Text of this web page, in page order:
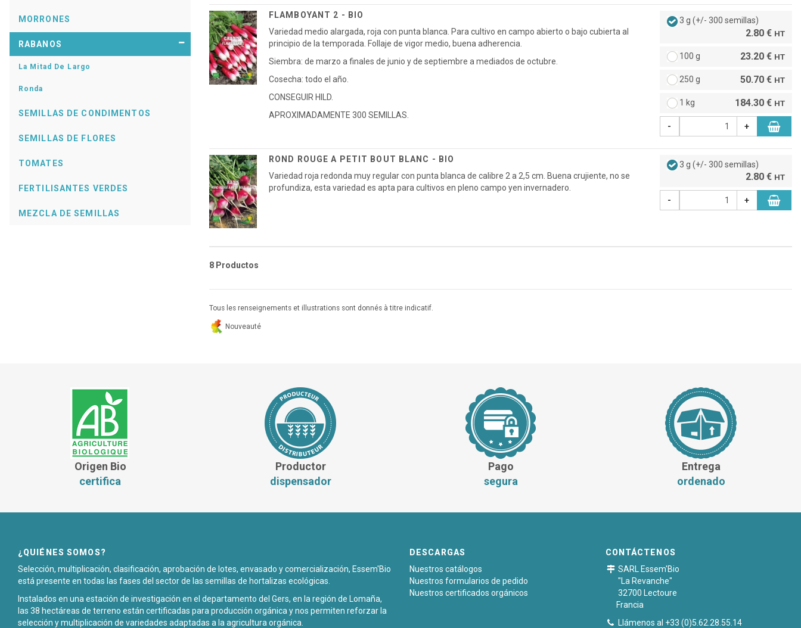
MORRONES
RABANOS
La Mitad De Largo
Ronda
SEMILLAS DE CONDIMENTOS
SEMILLAS DE FLORES
TOMATES
FERTILISANTES VERDES
MEZCLA DE SEMILLAS
FLAMBOYANT 2 - BIO
Variedad medio alargada, roja con punta blanca. Para cultivo en campo abierto o bajo cubierta al
principio de la temporada. Follaje de vigor medio, buena adherencia.
Siembra: de marzo a finales de junio y de septiembre a mediados de octubre.
Cosecha: todo el año.
CONSEGUIR HILD.
APROXIMADAMENTE 300 SEMILLAS.
3 g (+/- 300 semillas)
2.80 € HT
100 g 23.20 € HT
250 g 50.70 € HT
1 kg 184.30 € HT
- +
ROND ROUGE A PETIT BOUT BLANC - BIO
Variedad roja redonda muy regular con punta blanca de calibre 2 a 2,5 cm. Buena crujiente, no se
profundiza, esta variedad es apta para cultivos en pleno campo yen invernadero.
3 g (+/- 300 semillas)
2.80 € HT
- +
8 Productos
Tous les renseignements et illustrations sont donnés à titre indicatif.
Nouveauté
Origen Bio
certifica
Productor
dispensador
Pago
segura
Entrega
ordenado
¿QUIÉNES SOMOS?
Selección, multiplicación, clasificación, aprobación de lotes, envasado y comercialización, Essem'Bio
está presente en todas las fases del sector de las semillas de hortalizas ecológicas.
Instalados en una estación de investigación en el departamento del Gers, en la región de Lomaña,
las 38 hectáreas de terreno están certificadas para producción orgánica y nos permiten reforzar la
selección y multiplicación de variedades adaptadas a la agricultura orgánica.
DESCARGAS
Nuestros catálogos
Nuestros formularios de pedido
Nuestros certificados orgánicos
CONTÁCTENOS
SARL Essem'Bio
"La Revanche"
32700 Lectoure
Francia
Llámenos al +33 (0)5.62.28.55.14